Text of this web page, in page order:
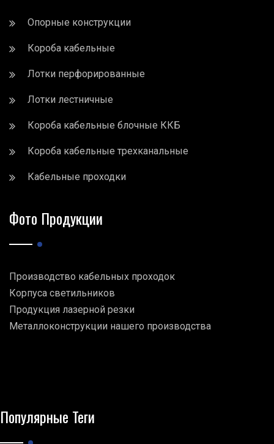
Опорные конструкции
Короба кабельные
Лотки перфорированные
Лотки лестничные
Короба кабельные блочные ККБ
Короба кабельные трехканальные
Кабельные проходки
Фото Продукции
Производство кабельных проходок
Корпуса светильников
Продукция лазерной резки
Металлоконструкции нашего производства
Популярные Теги